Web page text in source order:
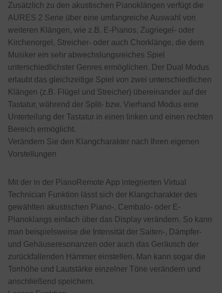
Zusätzlich zu den akustischen Pianoklängen verfügt die
AURES 2 Serie über eine umfangreiche Auswahl von
weiteren Klängen, wie z.B. E-Pianos, Zugriegel- oder
Kirchenorgel, Streicher- oder auch Chorklänge, die dem
Musiker ein sehr abwechslungsreiches Spiel
unterschiedlichster Genres ermöglichen. Der Dual Modus
erlaubt das gleichzeitige Spiel von zwei unterschiedlichen
Klängen (z.B. Flügel und Streicher) übereinander auf der
Tastatur, während der Split- bzw. Vierhand Modus eine
Unterteilung der Tastatur in einen linken und einen rechten
Bereich ermöglicht.
Verändern Sie den Klangcharakter nach Ihren eigenen
Vorstellungen
Mit der in der PianoRemote App integrierten Virtual
Technician Funktion lässt sich der Klangcharakter des
gewählten akustischen Piano-, Cembalo- oder E-
Pianoklangs einfach über das Display verändern. So kann
man beispielsweise die Intensität der Saiten-, Dämpfer-
und Gehäuseresonanzen oder auch das Geräusch der
zurückfallenden Hämmer einstellen. Man kann sogar die
Tonhöhe und Lautstärke einzelner Töne verändern und
anschließend speichern.